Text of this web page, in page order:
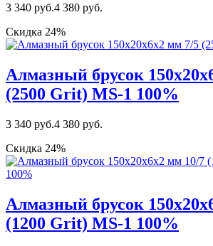
3 340 руб.4 380 руб.
Скидка 24%
Алмазный брусок
(2500 Grit) МS-1 100%
3 340 руб.4 380 руб.
Скидка 24%
Алмазный брусок
(1200 Grit) MS-1 100%